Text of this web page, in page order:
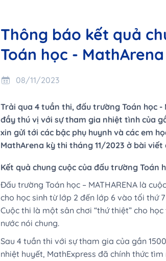
Thông báo kết quả
Toán học - MathArena
08/11/2023
Trải qua 4 tuần thi, đấu trường Toán học
đầy thú vị với sự tham gia nhiệt tình của
xin gửi tới các bậc phụ huynh và các em
MathArena kỳ thi tháng 11/2023 ở bài viết
Kết quả chung cuộc của đấu trường Toán
Đấu trường Toán học – MATHARENA là
cho học sinh từ lớp 2 đến lớp 6 vào tối thứ
Cuộc thi là một sân chơi “thứ thiệt” cho
nước nói chung.
Sau 4 tuần thi với sự tham gia của gần
nhiệt huyết, MathExpress đã chính thức